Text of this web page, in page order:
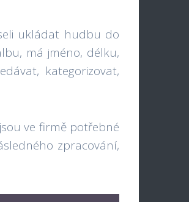
ukládat hudbu do
má jméno, délku,
kategorizovat,
ve firmě potřebné
zpracování,